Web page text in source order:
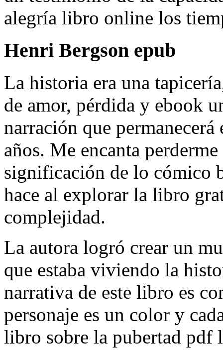
alegría libro online​ los
Henri Bergson epub
La historia era una
de amor, pérdida y ebook
narración que
años. Me encanta
significación de lo cómico
hace al explorar la libro
complejidad.
La autora logró crear un
que estaba viviendo la
narrativa de este libro es
personaje es un color y
libro sobre la pubertad pdf